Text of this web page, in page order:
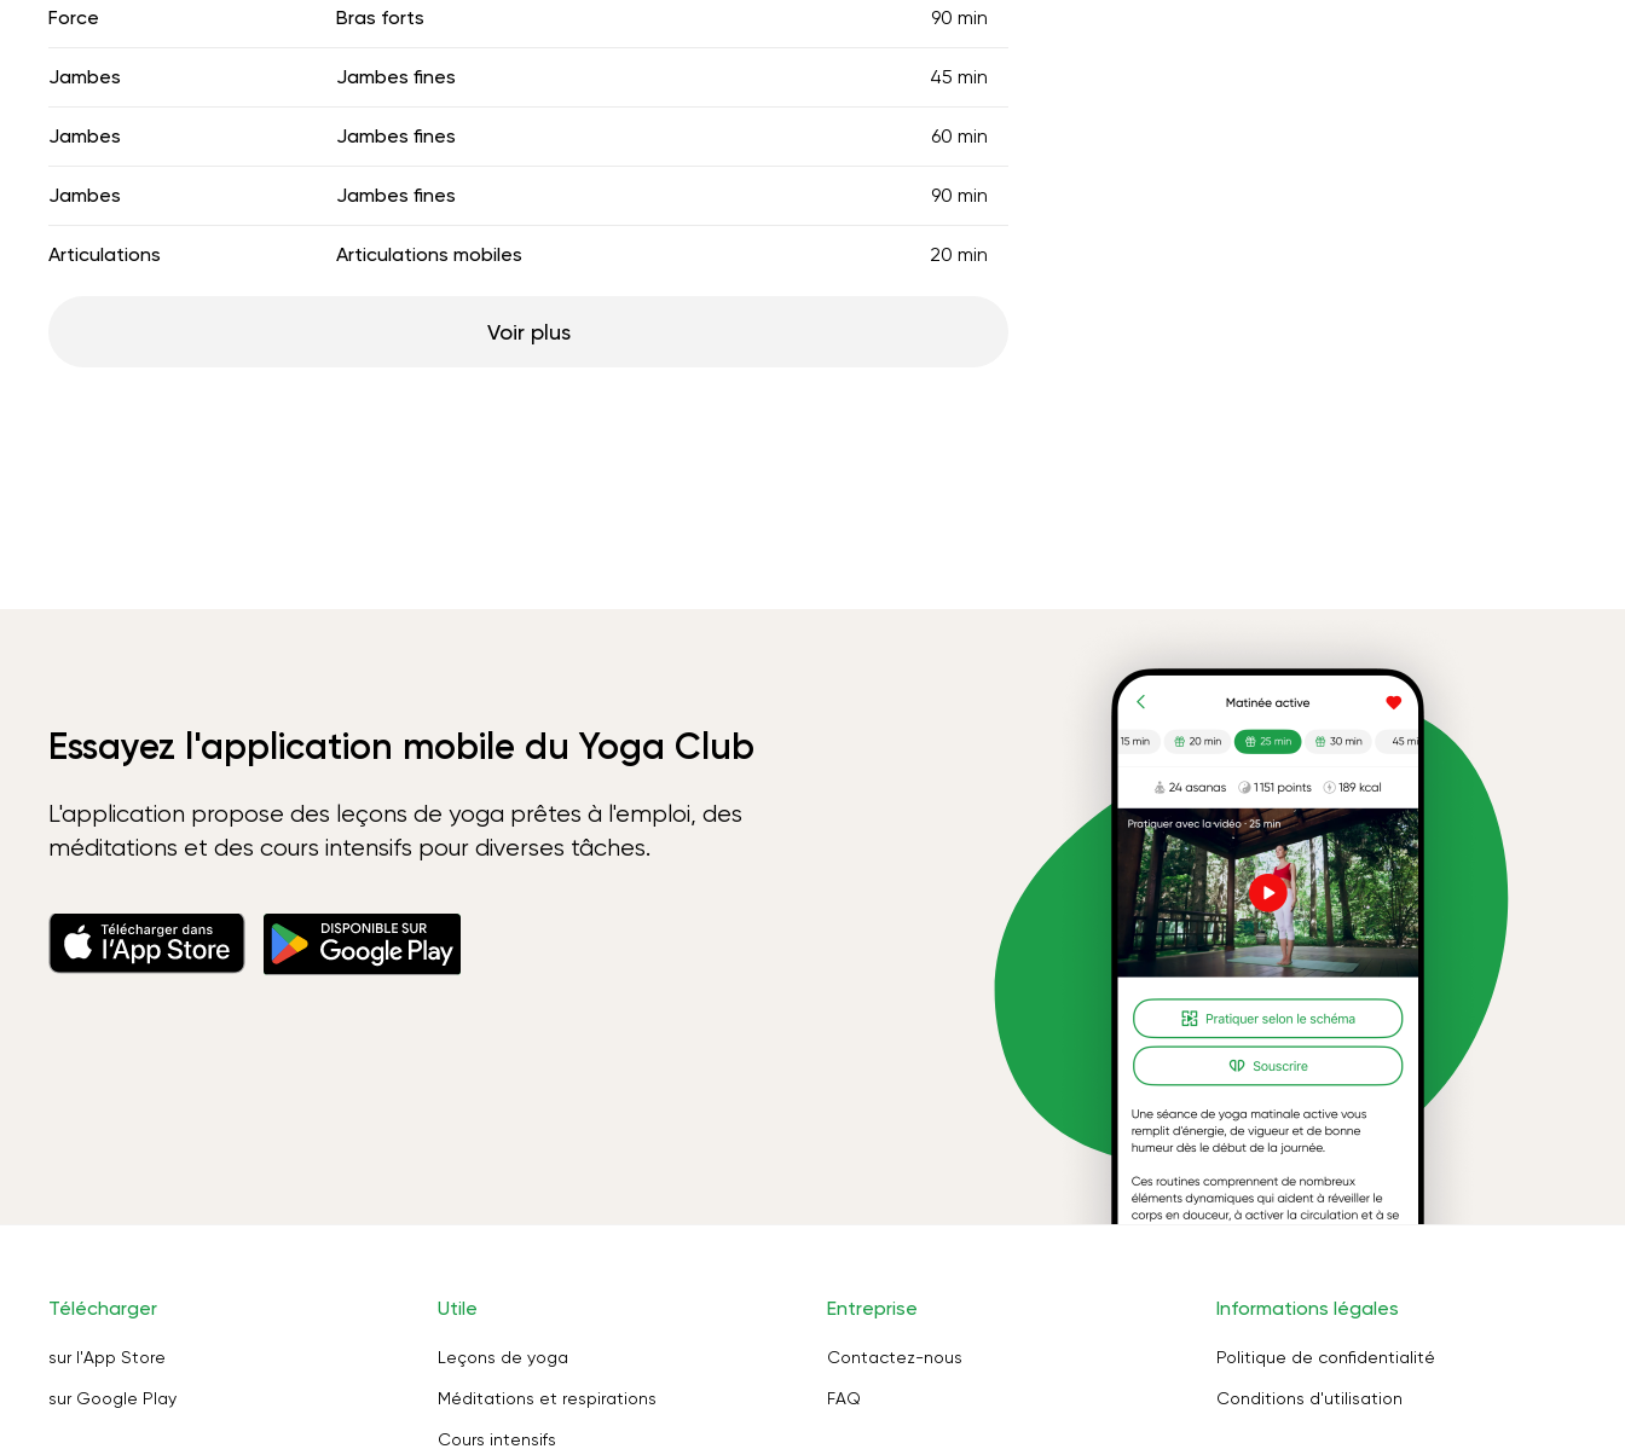
Force Bras forts 90 min
Jambes Jambes fines 45 min
Jambes Jambes fines 60 min
Jambes Jambes fines 90 min
Articulations Articulations mobiles 20 min
Voir plus
Essayez l'application mobile du Yoga Club
L'application propose des leçons de yoga prêtes à l'emploi, des
méditations et des cours intensifs pour diverses tâches.
Télécharger
sur l'App Store
sur Google Play
Utile
Leçons de yoga
Méditations et respirations
Cours intensifs
Entreprise
Contactez-nous
FAQ
Informations légales
Politique de confidentialité
Conditions d'utilisation